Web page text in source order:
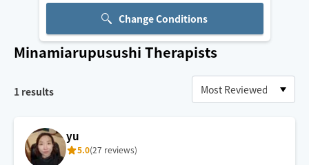
Change Conditions
Minamiarupusushi Therapists
1 results
yu
5.0(27 reviews)